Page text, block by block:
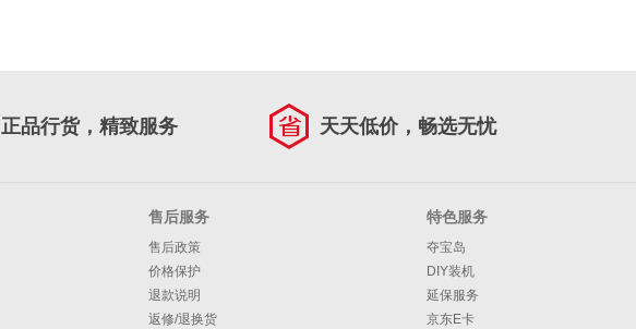
正品行货，精致服务 天天低价，畅选无忧
售后服务
售后政策
价格保护
退款说明
返修/退换货
特色服务
夺宝岛
DIY装机
延保服务
京东E卡